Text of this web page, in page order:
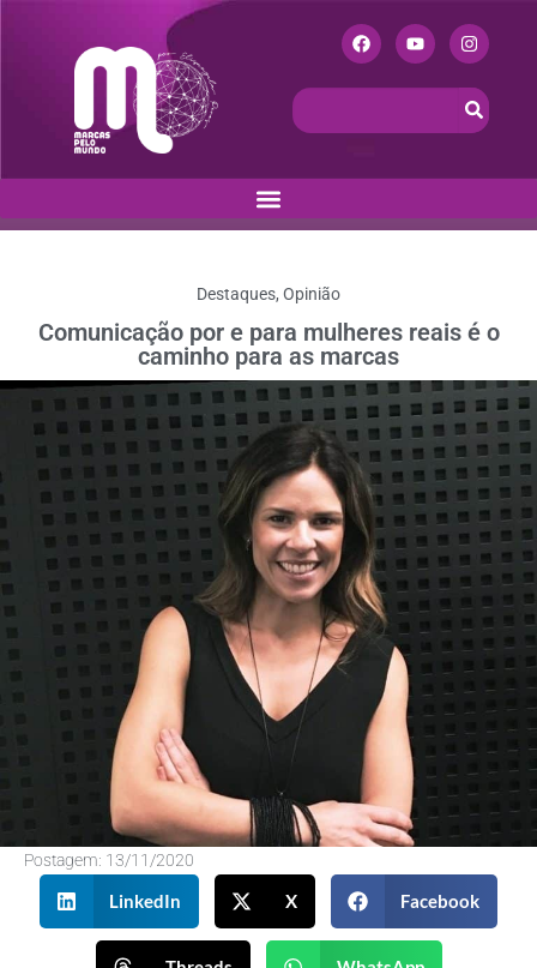
Destaques, Opinião
Comunicação por e para mulheres reais é o
caminho para as marcas
Postagem: 13/11/2020
LinkedIn X Facebook